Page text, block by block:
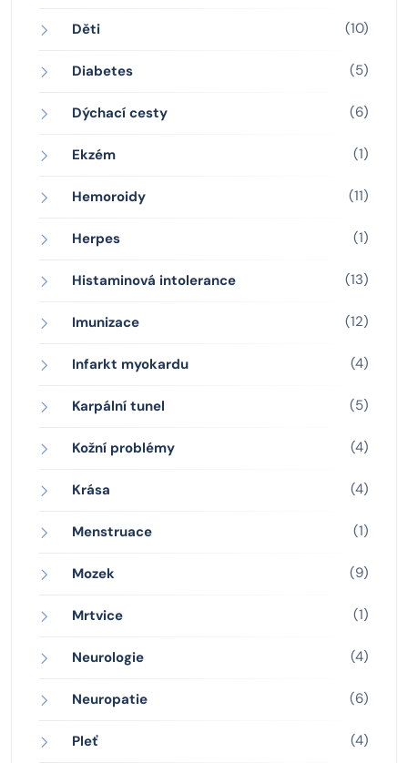
Děti (10)
Diabetes (5)
Dýchací cesty (6)
Ekzém (1)
Hemoroidy (11)
Herpes (1)
Histaminová intolerance (13)
Imunizace (12)
Infarkt myokardu (4)
Karpální tunel (5)
Kožní problémy (4)
Krása (4)
Menstruace (1)
Mozek (9)
Mrtvice (1)
Neurologie (4)
Neuropatie (6)
Pleť (4)